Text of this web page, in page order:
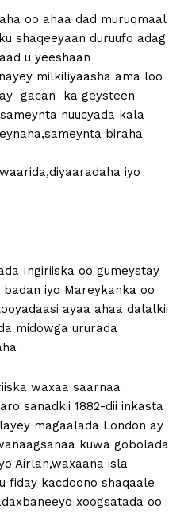
oo ahaa dad muruqmaal
shaqeeyaan duruufo adag
u yeeshaan
milkiliyaasha ama loo
gacan ka geysteen
nuucyada kala
biraha
iyo
Ingiriiska oo gumeystay
iyo Mareykanka oo
ayaa ahaa dalalkii
midowga ururada
waxaa saarnaa
sanadkii 1882-dii inkasta
magaalada London ay
kuwa gobolada
Airlan,waxaana isla
fiday kacdoono shaqaale
xoogsatada oo